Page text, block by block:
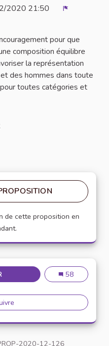
2020 21:50
pour que
composition équilibre
la représentation
des hommes dans toute
toutes catégories et
de cette proposition en
VEUILLEZ AU RESPECT
Veuillez au
58
Veuillez au respect mutuel
2020-12-126